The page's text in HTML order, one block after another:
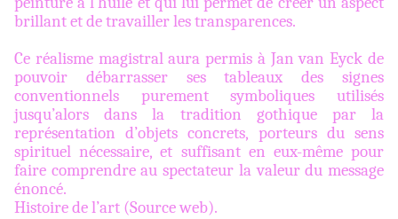
brillant et de travailler les transparences.
Ce réalisme magistral aura permis à Jan van Eyck de
pouvoir débarrasser ses tableaux des signes
conventionnels purement symboliques utilisés
jusqu’alors dans la tradition gothique par la
représentation d’objets concrets, porteurs du sens
spirituel nécessaire, et suffisant en eux-même pour
faire comprendre au spectateur la valeur du message
énoncé.
Histoire de l’art (Source web).